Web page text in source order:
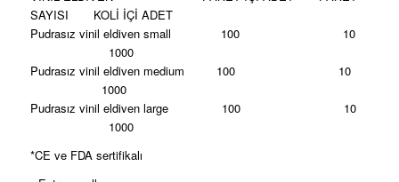
SAYISI KOLİ İÇİ ADET
Pudrasız vinil eldiven small 100 10
1000
Pudrasız vinil eldiven medium 100 10
1000
Pudrasız vinil eldiven large 100 10
1000
*CE ve FDA sertifikalı